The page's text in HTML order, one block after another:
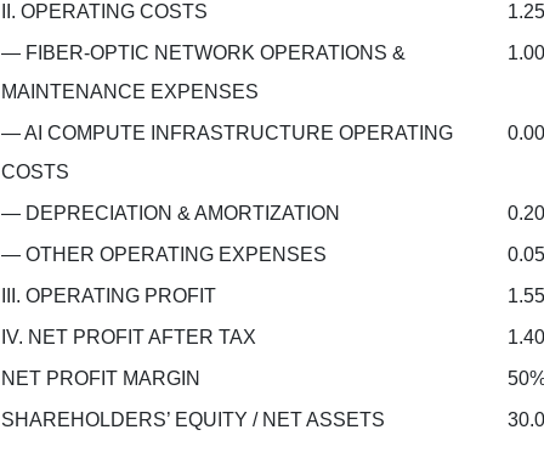
II. OPERATING COSTS
1.25
— FIBER-OPTIC NETWORK OPERATIONS &
MAINTENANCE EXPENSES
1.00
— AI COMPUTE INFRASTRUCTURE OPERATING
COSTS
0.00
— DEPRECIATION & AMORTIZATION
0.20
— OTHER OPERATING EXPENSES
0.05
III. OPERATING PROFIT
1.55
IV. NET PROFIT AFTER TAX
1.40
NET PROFIT MARGIN
SHAREHOLDERS’ EQUITY / NET ASSETS
30.0